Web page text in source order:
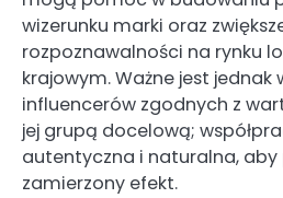
wizerunku marki oraz
rozpoznawalności na rynku
krajowym. Ważne jest jednak
influencerów zgodnych z
jej grupą docelową;
autentyczna i naturalna, aby
zamierzony efekt.